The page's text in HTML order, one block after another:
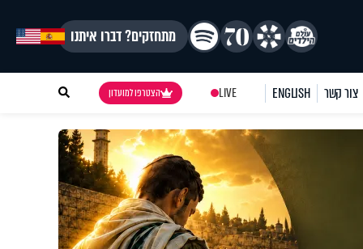
מתחזקים? דברו איתנו
צור קשר ENGLISH
LIVE הצטרפו למועדון